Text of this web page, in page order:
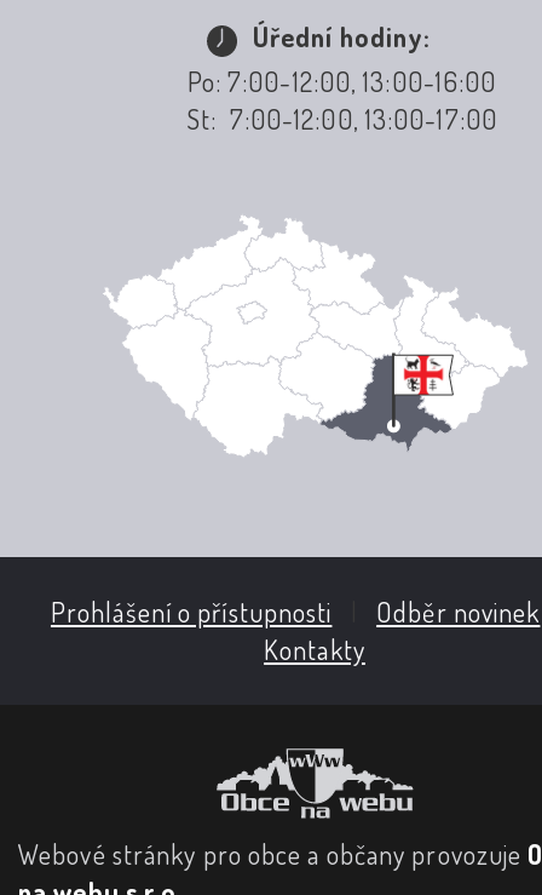
Úřední hodiny:
Po: 7:00-12:00, 13:00-16:00
St: 7:00-12:00, 13:00-17:00
Prohlášení o přístupnosti Odběr novinek
Kontakty
Webové stránky pro obce a občany provozuje